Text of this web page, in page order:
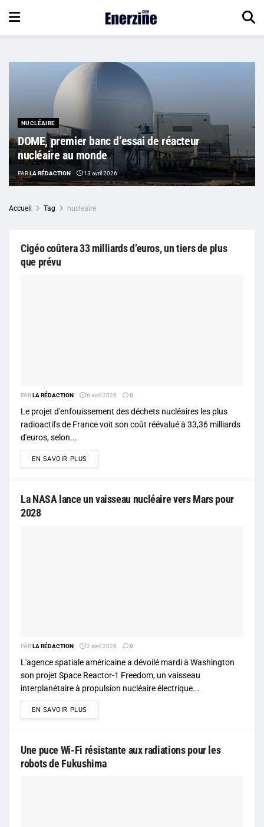
NUCLÉAIRE
DOME, premier banc d’essai de réacteur
nucléaire au monde
PARLA RÉDACTION 13 avril 2026
Accueil Tag nucleaire
Cigéo coûtera 33 milliards d’euros, un tiers de plus
que prévu
PARLA RÉDACTION 6 avril 2026 0
Le projet d'enfouissement des déchets nucléaires les plus
radioactifs de France voit son coût réévalué à 33,36 milliards
d'euros, selon...
EN SAVOIR PLUS
La NASA lance un vaisseau nucléaire vers Mars pour
2028
PARLA RÉDACTION 2 avril 2026 0
L'agence spatiale américaine a dévoilé mardi à Washington
son projet Space Reactor-1 Freedom, un vaisseau
interplanétaire à propulsion nucléaire électrique...
EN SAVOIR PLUS
Une puce Wi-Fi résistante aux radiations pour les
robots de Fukushima